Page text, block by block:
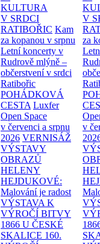
KULTURA
V SRDCI
RATIBOŘIC Kam
za kopanou v srpnu
Letní koncerty v
Rudrově mlýně –
občerstvení v srdci
Ratibořic
POHÁDKOVÁ
CESTA Luxfer
Open Space
v červenci a srpnu
2026 VERNISÁŽ
VÝSTAVY
OBRAZŮ
HELENY
HEJDUKOVÉ:
Malování je radost
VÝSTAVA K
VÝROČÍ BITVY
1866 U ČESKÉ
SKALICE 160.
V
za
v